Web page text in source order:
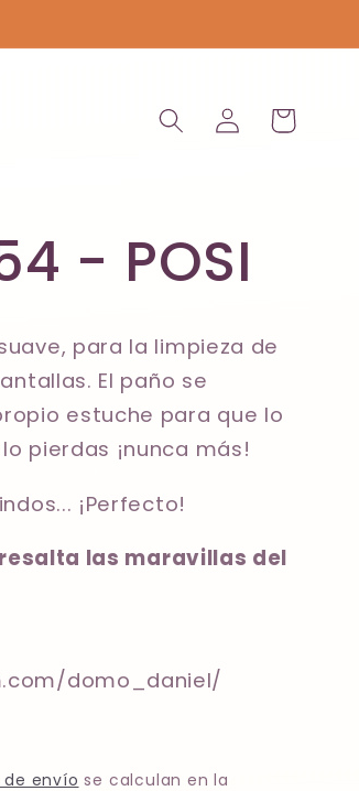
Iniciar
sesión
Carrito
- POSI
para la limpieza de
El paño se
estuche para que lo
pierdas ¡nunca más!
¡Perfecto!
las maravillas del
domo_daniel/
envío se calculan en la